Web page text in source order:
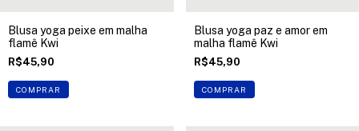
Blusa yoga peixe em malha
flamê Kwi
R$45,90
COMPRAR
Blusa yoga paz e amor em
malha flamê Kwi
R$45,90
COMPRAR